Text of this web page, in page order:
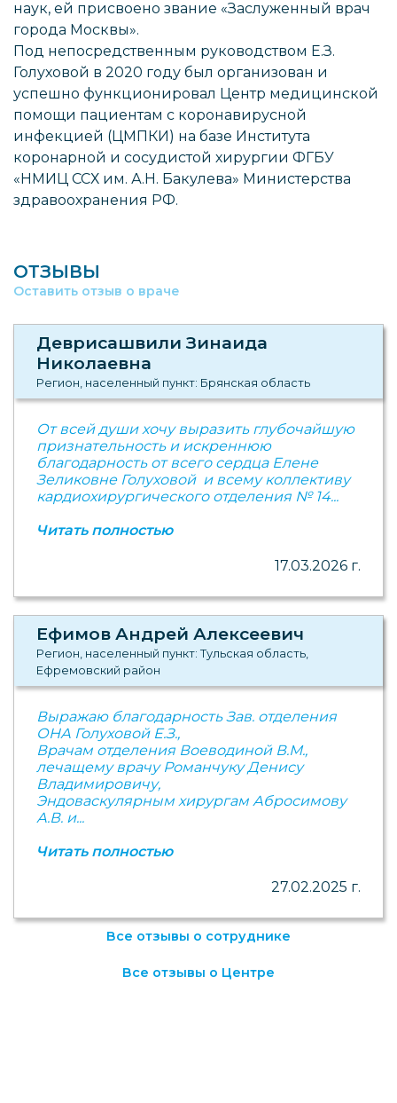
наук, ей присвоено звание «Заслуженный врач
города Москвы».
Под непосредственным руководством Е.З.
Голуховой в 2020 году был организован и
успешно функционировал Центр медицинской
помощи пациентам c коронавирусной
инфекцией (ЦМПКИ) на базе Института
коронарной и сосудистой хирургии ФГБУ
«НМИЦ ССХ им. А.Н. Бакулева» Министерства
здравоохранения РФ.
ОТЗЫВЫ
Оставить отзыв о враче
Деврисашвили Зинаида
Николаевна
Регион, населенный пункт: Брянская область
От всей души хочу выразить глубочайшую
признательность и искреннюю
благодарность от всего сердца Елене
Зеликовне Голуховой и всему коллективу
кардиохирургического отделения № 14...
Читать полностью
17.03.2026 г.
Ефимов Андрей Алексеевич
Регион, населенный пункт: Тульская область,
Ефремовский район
Выражаю благодарность Зав. отделения
ОНА Голуховой Е.З.,
Врачам отделения Воеводиной В.М.,
лечащему врачу Романчуку Денису
Владимировичу,
Эндоваскулярным хирургам Абросимову
А.В. и...
Читать полностью
27.02.2025 г.
Все отзывы о сотруднике
Все отзывы о Центре